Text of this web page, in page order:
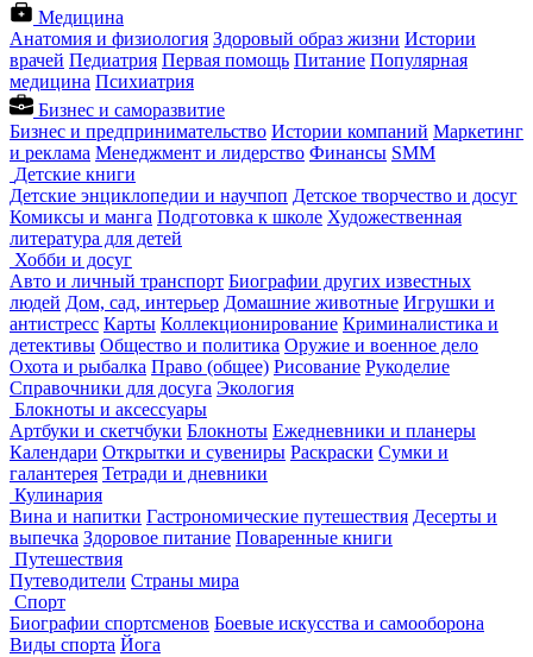
Медицина
Анатомия и физиология Здоровый образ жизни Истории
врачей Педиатрия Первая помощь Питание Популярная
медицина Психиатрия
Бизнес и саморазвитие
Бизнес и предпринимательство Истории компаний Маркетинг
и реклама Менеджмент и лидерство Финансы SMM
Детские книги
Детские энциклопедии и научпоп Детское творчество и досуг
Комиксы и манга Подготовка к школе Художественная
литература для детей
Хобби и досуг
Авто и личный транспорт Биографии других известных
людей Дом, сад, интерьер Домашние животные Игрушки и
антистресс Карты Коллекционирование Криминалистика и
детективы Общество и политика Оружие и военное дело
Охота и рыбалка Право (общее) Рисование Рукоделие
Справочники для досуга Экология
Блокноты и аксессуары
Артбуки и скетчбуки Блокноты Ежедневники и планеры
Календари Открытки и сувениры Раскраски Сумки и
галантерея Тетради и дневники
Кулинария
Вина и напитки Гастрономические путешествия Десерты и
выпечка Здоровое питание Поваренные книги
Путешествия
Путеводители Страны мира
Спорт
Биографии спортсменов Боевые искусства и самооборона
Виды спорта Йога